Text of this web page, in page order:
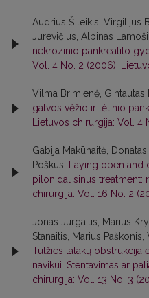
Audrius Šileikis, Virgilijus
Jurevičius, Albinas
nekrozinio pankreatito
Vol. 4 No. 2 (2006):
Vilma Brimienė, Gintautas
galvos vėžio ir lėtinio
Lietuvos chirurgija: Vol.
Gabija Makūnaitė,
Poškus,
Laying open
pilonidal sinus treatment:
chirurgija: Vol. 16 No. 2
Jonas Jurgaitis, Marius
Stanaitis, Marius
Tulžies latakų obstrukcija
navikui. Stentavimas ar
chirurgija: Vol. 13 No. 3